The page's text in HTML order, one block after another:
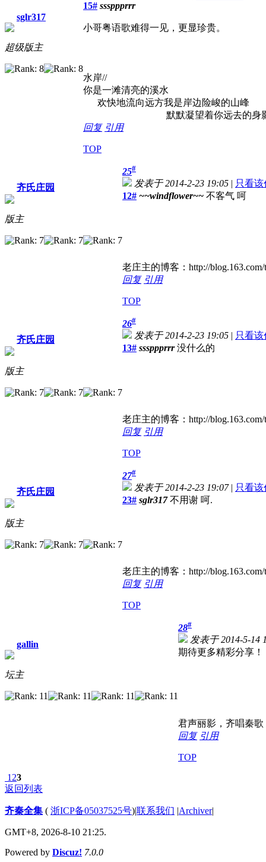
sglr317
超级版主
15# sssppprrr
小哥粤语歌难得一见，更显珍贵。
水岸//
你是一滩清亮的溪水
欢快地流向远方我是岸边险峻的山峰
默默凝望着你远去的身
回复 引用
TOP
齐氏庄园
版主
25#
发表于 2014-2-23 19:05 | 只看该
12# ~~windflower~~ 不客气 呵
老庄主的博客：http://blog.163.com/
回复 引用
TOP
齐氏庄园
版主
26#
发表于 2014-2-23 19:05 | 只看该
13# sssppprrr 没什么的
老庄主的博客：http://blog.163.com/
回复 引用
TOP
齐氏庄园
版主
27#
发表于 2014-2-23 19:07| 只看该
23# sglr317 不用谢 呵.
老庄主的博客：http://blog.163.com/
回复 引用
TOP
gallin
坛主
28#
发表于 2014-5-14
期待更多精彩分享！
君声丽影，齐唱秦歌
回复 引用
TOP
1 23
返回列表
齐秦全集 ( 浙ICP备05037525号)|联系我们 |Archiver|
GMT+8, 2026-8-10 21:25.
Powered by Discuz! 7.0.0